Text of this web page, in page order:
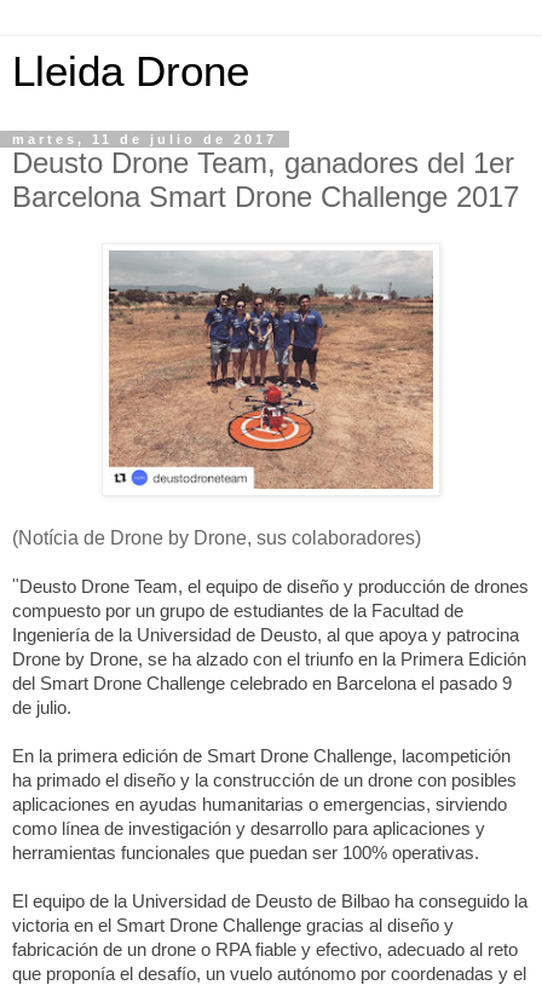
Lleida Drone
martes, 11 de julio de 2017
Deusto Drone Team, ganadores del 1er
Barcelona Smart Drone Challenge 2017
(Notícia de Drone by Drone, sus colaboradores)
"Deusto Drone Team, el equipo de diseño y producción de drones
compuesto por un grupo de estudiantes de la Facultad de
Ingeniería de la Universidad de Deusto, al que apoya y patrocina
Drone by Drone, se ha alzado con el triunfo en la Primera Edición
del Smart Drone Challenge celebrado en Barcelona el pasado 9
de julio.
En la primera edición de Smart Drone Challenge, lacompetición
ha primado el diseño y la construcción de un drone con posibles
aplicaciones en ayudas humanitarias o emergencias, sirviendo
como línea de investigación y desarrollo para aplicaciones y
herramientas funcionales que puedan ser 100% operativas.
El equipo de la Universidad de Deusto de Bilbao ha conseguido la
victoria en el Smart Drone Challenge gracias al diseño y
fabricación de un drone o RPA fiable y efectivo, adecuado al reto
que proponía el desafío, un vuelo autónomo por coordenadas y el